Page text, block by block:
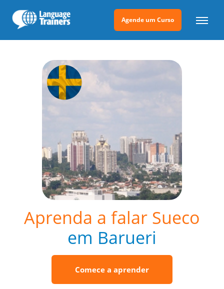
Agende um Curso
Aprenda a falar Sueco
em Barueri
Comece a aprender